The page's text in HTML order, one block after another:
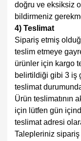
doğru ve eksiksiz
bildirmeniz
4) Teslimat
Sipariş etmiş
teslim etmeye
ürünler için kargo
belirtildiği gibi 3 iş
teslimat
Ürün teslimatının
için lütfen gün
teslimat adresi
Talepleriniz